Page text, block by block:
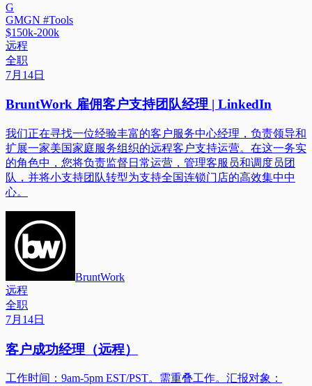
G
GMGN #Tools
$150k-200k
远程
全职
7月14日
BruntWork 雇佣客户支持团队经理 | LinkedIn
我们正在寻找一位经验丰富的客户服务中心经理，负责领导和
扩展一家美国家庭服务组织的远程客户支持运营。在这一务实
的角色中，您将负责监督日常运营，管理客服员和调度员团
队，并将小支持团队转型为支持全国连锁门店的高效集中中
心。
BruntWork
远程
全职
7月14日
客户成功经理（远程）
工作时间：9am-5pm EST/PST。需重叠工作。汇报对象：